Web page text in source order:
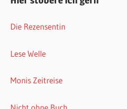
Die Rezensentin
Lese Welle
Monis Zeitreise